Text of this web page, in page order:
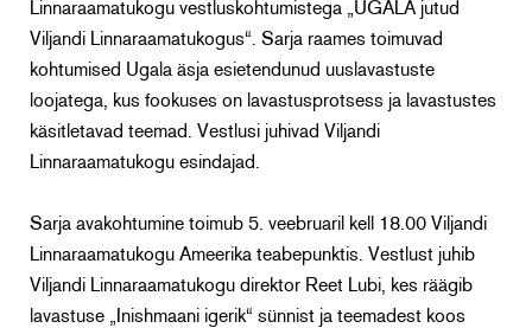
Linnaraamatukogu vestluskohtumistega „UGALA jutud
Viljandi Linnaraamatukogus“. Sarja raames toimuvad
kohtumised Ugala äsja esietendunud uuslavastuste
loojatega, kus fookuses on lavastusprotsess ja lavastustes
käsitletavad teemad. Vestlusi juhivad Viljandi
Linnaraamatukogu esindajad.
Sarja avakohtumine toimub 5. veebruaril kell 18.00 Viljandi
Linnaraamatukogu Ameerika teabepunktis. Vestlust juhib
Viljandi Linnaraamatukogu direktor Reet Lubi, kes räägib
lavastuse „Inishmaani igerik“ sünnist ja teemadest koos